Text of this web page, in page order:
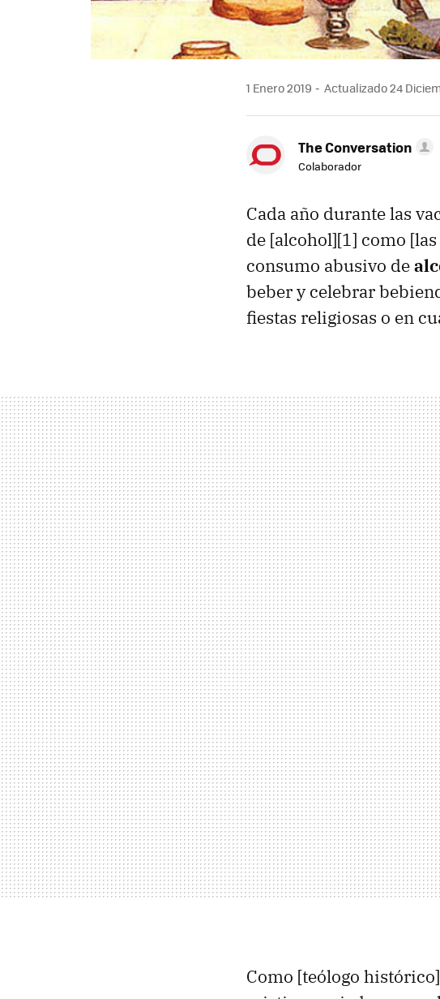
1 Enero 2019 Actualizado 24
The Conversation
Colaborador
Cada año durante las
de [alcohol][1] como
consumo abusivo de
beber y celebrar
fiestas religiosas o en
Como [teólogo